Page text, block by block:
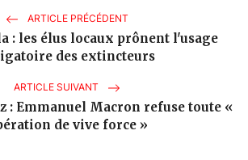
ARTICLE PRÉCÉDENT
: les élus locaux prônent l'usage
des extincteurs
ARTICLE SUIVANT
: Emmanuel Macron refuse toute «
de vive force »